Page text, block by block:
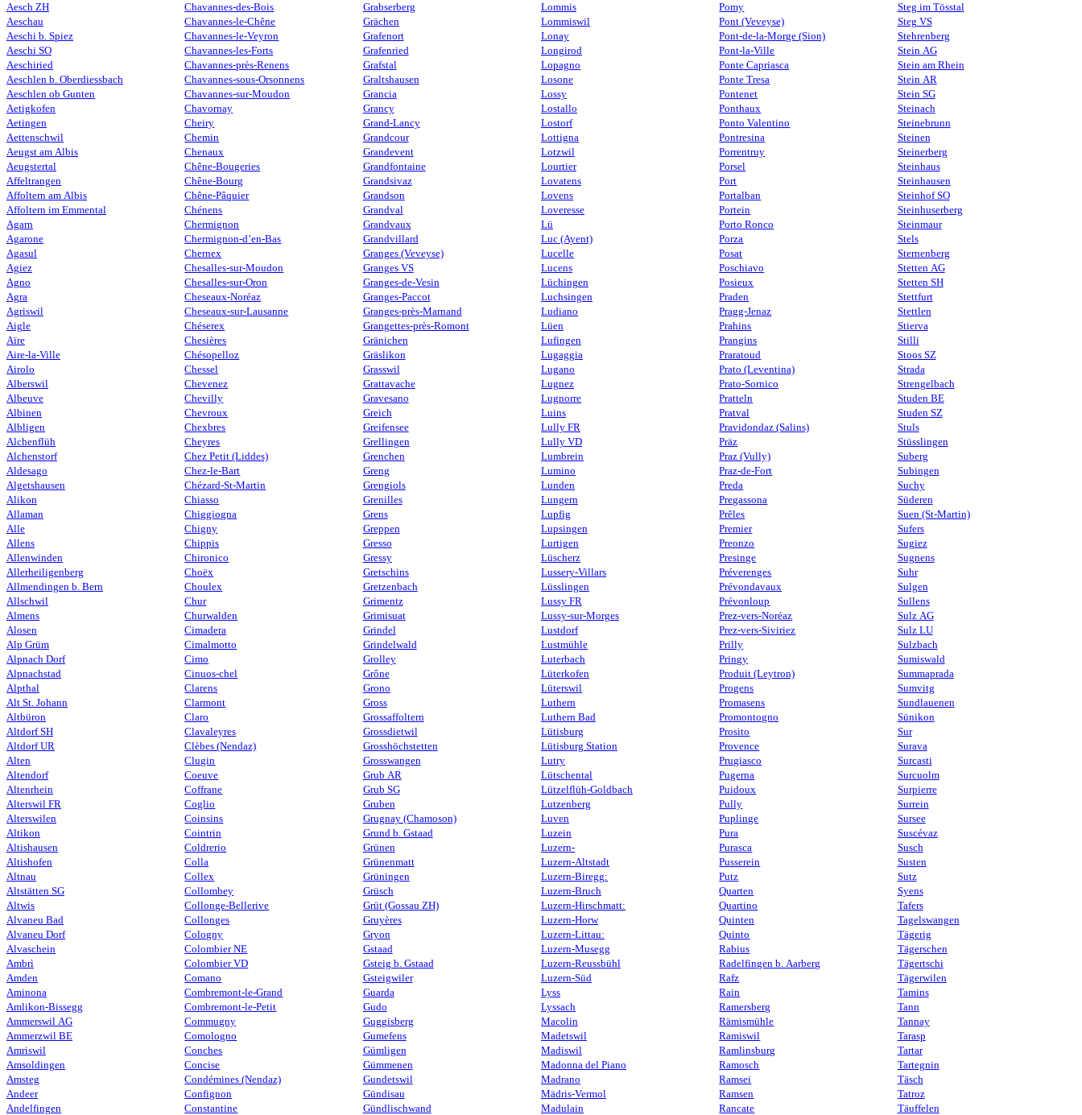
Aesch ZH
Aeschau
Aeschi b. Spiez
Aeschi SO
Aeschiried
Aeschlen b. Oberdiessbach
Aeschlen ob Gunten
Aetigkofen
Aetingen
Aettenschwil
Aeugst am Albis
Aeugstertal
Affeltrangen
Affoltern am Albis
Affoltern im Emmental
Agarn
Agarone
Agasul
Agiez
Agno
Agra
Agriswil
Aigle
Aïre
Aire-la-Ville
Airolo
Alberswil
Albeuve
Albinen
Albligen
Alchenflüh
Alchenstorf
Aldesago
Algetshausen
Alikon
Allaman
Alle
Allens
Allenwinden
Allerheiligenberg
Allmendingen b. Bern
Allschwil
Almens
Alosen
Alp Grüm
Alpnach Dorf
Alpnachstad
Alpthal
Alt St. Johann
Altbüron
Altdorf SH
Altdorf UR
Alten
Altendorf
Altenrhein
Alterswil FR
Alterswilen
Altikon
Altishausen
Altishofen
Altnau
Altstätten SG
Altwis
Alvaneu Bad
Alvaneu Dorf
Alvaschein
Ambrì
Amden
Aminona
Amlikon-Bissegg
Ammerswil AG
Ammerzwil BE
Amriswil
Amsoldingen
Amsteg
Andeer
Andelfingen
Chavannes-des-Bois
Chavannes-le-Chêne
Chavannes-le-Veyron
Chavannes-les-Forts
Chavannes-près-Renens
Chavannes-sous-Orsonnens
Chavannes-sur-Moudon
Chavornay
Cheiry
Chemin
Chenaux
Chêne-Bougeries
Chêne-Bourg
Chêne-Pâquier
Chénens
Chermignon
Chermignon-d’en-Bas
Chernex
Chesalles-sur-Moudon
Chesalles-sur-Oron
Cheseaux-Noréaz
Cheseaux-sur-Lausanne
Chéserex
Chesières
Chésopelloz
Chessel
Chevenez
Chevilly
Chevroux
Chexbres
Cheyres
Chez Petit (Liddes)
Chez-le-Bart
Chézard-St-Martin
Chiasso
Chiggiogna
Chigny
Chippis
Chironico
Choëx
Choulex
Chur
Churwalden
Cimadera
Cimalmotto
Cimo
Cinuos-chel
Clarens
Clarmont
Claro
Clavaleyres
Clèbes (Nendaz)
Clugin
Coeuve
Coffrane
Coglio
Coinsins
Cointrin
Coldrerio
Colla
Collex
Collombey
Collonge-Bellerive
Collonges
Cologny
Colombier NE
Colombier VD
Comano
Combremont-le-Grand
Combremont-le-Petit
Commugny
Comologno
Conches
Concise
Condémines (Nendaz)
Confignon
Constantine
Grabserberg
Grächen
Grafenort
Grafenried
Grafstal
Graltshausen
Grancia
Grancy
Grand-Lancy
Grandcour
Grandevent
Grandfontaine
Grandsivaz
Grandson
Grandval
Grandvaux
Grandvillard
Granges (Veveyse)
Granges VS
Granges-de-Vesin
Granges-Paccot
Granges-près-Marnand
Grangettes-près-Romont
Gränichen
Gräslikon
Grasswil
Grattavache
Gravesano
Greich
Greifensee
Grellingen
Grenchen
Greng
Grengiols
Grenilles
Grens
Greppen
Gresso
Gressy
Gretschins
Gretzenbach
Grimentz
Grimisuat
Grindel
Grindelwald
Grolley
Grône
Grono
Gross
Grossaffoltern
Grossdietwil
Grosshöchstetten
Grosswangen
Grub AR
Grub SG
Gruben
Grugnay (Chamoson)
Grund b. Gstaad
Grünen
Grünenmatt
Grüningen
Grüsch
Grüt (Gossau ZH)
Gruyères
Gryon
Gstaad
Gsteig b. Gstaad
Gsteigwiler
Guarda
Gudo
Guggisberg
Gumefens
Gümligen
Gümmenen
Gundetswil
Gündisau
Gündlischwand
Lommis
Lommiswil
Lonay
Longirod
Lopagno
Losone
Lossy
Lostallo
Lostorf
Lottigna
Lotzwil
Lourtier
Lovatens
Lovens
Loveresse
Lü
Luc (Ayent)
Lucelle
Lucens
Lüchingen
Luchsingen
Ludiano
Lüen
Lufingen
Lugaggia
Lugano
Lugnez
Lugnorre
Luins
Lully FR
Lully VD
Lumbrein
Lumino
Lunden
Lungern
Lupfig
Lupsingen
Lurtigen
Lüscherz
Lussery-Villars
Lüsslingen
Lussy FR
Lussy-sur-Morges
Lustdorf
Lustmühle
Luterbach
Lüterkofen
Lüterswil
Luthern
Luthern Bad
Lütisburg
Lütisburg Station
Lutry
Lütschental
Lützelflüh-Goldbach
Lutzenberg
Luven
Luzein
Luzern-
Luzern-Altstadt
Luzern-Biregg:
Luzern-Bruch
Luzern-Hirschmatt:
Luzern-Horw
Luzern-Littau:
Luzern-Musegg
Luzern-Reussbühl
Luzern-Süd
Lyss
Lyssach
Macolin
Madetswil
Madiswil
Madonna del Piano
Madrano
Mädris-Vermol
Madulain
Pomy
Pont (Veveyse)
Pont-de-la-Morge (Sion)
Pont-la-Ville
Ponte Capriasca
Ponte Tresa
Pontenet
Ponthaux
Ponto Valentino
Pontresina
Porrentruy
Porsel
Port
Portalban
Portein
Porto Ronco
Porza
Posat
Poschiavo
Posieux
Praden
Pragg-Jenaz
Prahins
Prangins
Praratoud
Prato (Leventina)
Prato-Sornico
Pratteln
Pratval
Pravidondaz (Salins)
Präz
Praz (Vully)
Praz-de-Fort
Preda
Pregassona
Prêles
Premier
Preonzo
Presinge
Préverenges
Prévondavaux
Prévonloup
Prez-vers-Noréaz
Prez-vers-Siviriez
Prilly
Pringy
Produit (Leytron)
Progens
Promasens
Promontogno
Prosito
Provence
Prugiasco
Pugerna
Puidoux
Pully
Puplinge
Pura
Purasca
Pusserein
Putz
Quarten
Quartino
Quinten
Quinto
Rabius
Radelfingen b. Aarberg
Rafz
Rain
Ramersberg
Rämismühle
Ramiswil
Ramlinsburg
Ramosch
Ramsei
Ramsen
Rancate
Steg im Tösstal
Steg VS
Stehrenberg
Stein AG
Stein am Rhein
Stein AR
Stein SG
Steinach
Steinebrunn
Steinen
Steinerberg
Steinhaus
Steinhausen
Steinhof SO
Steinhuserberg
Steinmaur
Stels
Sternenberg
Stetten AG
Stetten SH
Stettfurt
Stettlen
Stierva
Stilli
Stoos SZ
Strada
Strengelbach
Studen BE
Studen SZ
Stuls
Stüsslingen
Suberg
Subingen
Suchy
Süderen
Suen (St-Martin)
Sufers
Sugiez
Sugnens
Suhr
Sulgen
Sullens
Sulz AG
Sulz LU
Sulzbach
Sumiswald
Summaprada
Sumvitg
Sundlauenen
Sünikon
Sur
Surava
Surcasti
Surcuolm
Surpierre
Surrein
Sursee
Suscévaz
Susch
Susten
Sutz
Syens
Tafers
Tagelswangen
Tägerig
Tägerschen
Tägertschi
Tägerwilen
Tamins
Tann
Tannay
Tarasp
Tartar
Tartegnin
Täsch
Tatroz
Täuffelen